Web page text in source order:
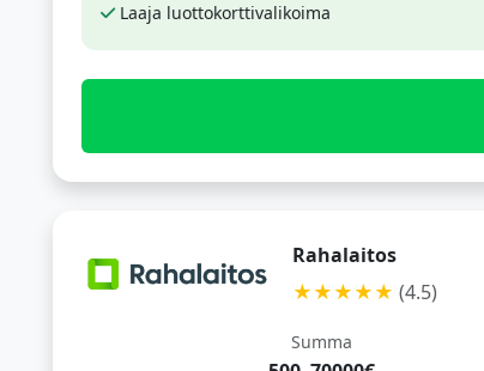
Laaja luottokorttivalikoima
Rahalaitos
★★★★★ (4.5)
Summa